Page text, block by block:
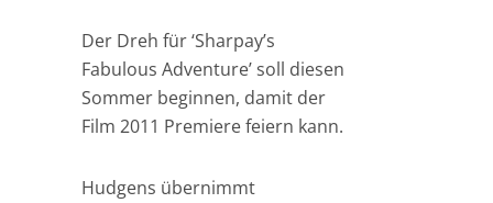
Der Dreh für ‘Sharpay’s
Fabulous Adventure’ soll diesen
Sommer beginnen, damit der
Film 2011 Premiere feiern kann.
Hudgens übernimmt